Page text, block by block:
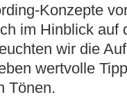
Konzepte
im Hinblick auf
wir die
wertvolle
Tönen.